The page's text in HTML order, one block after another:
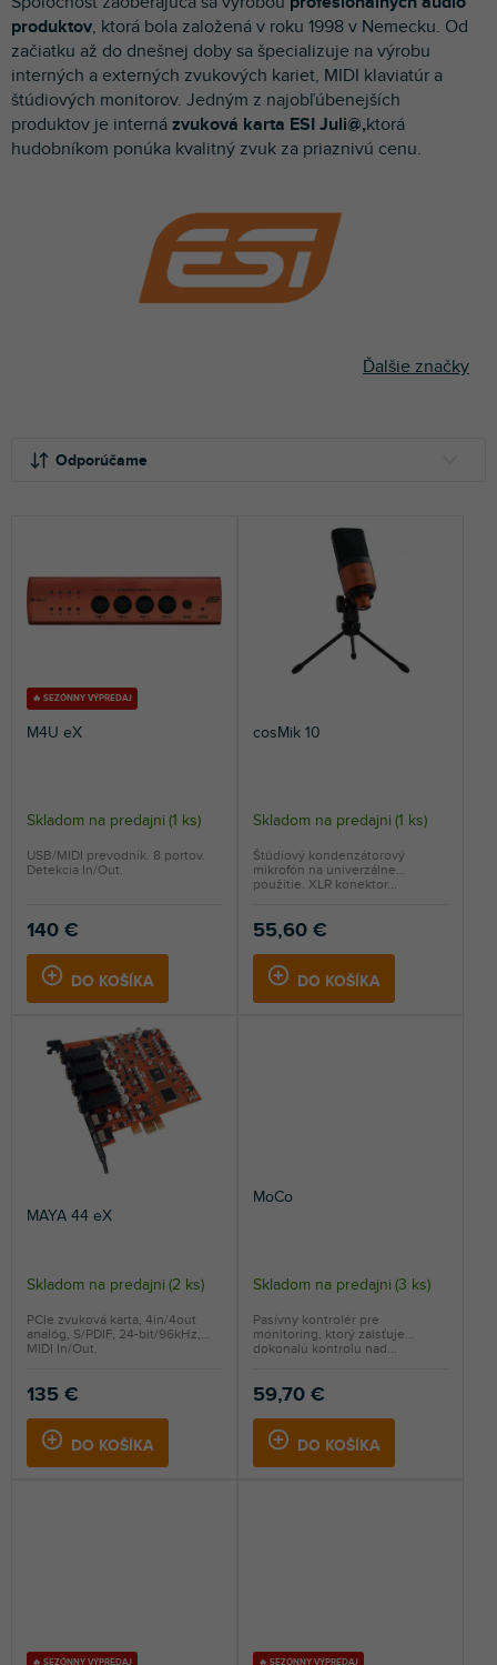
produktov, ktorá bola založená v roku 1998 v Nemecku. Od
začiatku až do dnešnej doby sa špecializuje na výrobu
interných a externých zvukových kariet, MIDI klaviatúr a
štúdiových monitorov. Jedným z najobľúbenejších
produktov je interná zvuková karta ESI Juli@,ktorá
hudobníkom ponúka kvalitný zvuk za priaznivú cenu.
Ďalšie značky
Odporúčame
ABECEDNE
p
r
o
d
u
k
t
🔥 SEZÓNNY VÝPREDAJ
M4U eX
Skladom na predajni (1 ks)
140 €
DO KOŠÍKA
USB/MIDI prevodník. 8 portov.
Detekcia In/Out.
cosMik 10
Skladom na predajni (1 ks)
55,60 €
DO KOŠÍKA
Štúdiový kondenzátorový
mikrofón na univerzálne
použitie. XLR konektor...
MAYA 44 eX
Priemerné
hodnotenie
produktu
5,0
hviezdičiek.
Skladom na predajni (2 ks)
135 €
DO KOŠÍKA
PCIe zvuková karta, 4in/4out
analóg, S/PDIF, 24-bit/96kHz,
MIDI In/Out.
MoCo
Skladom na predajni (3 ks)
59,70 €
DO KOŠÍKA
Pasívny kontrolér pre
monitoring, ktorý zaisťuje
dokonalú kontrolu nad...
🔥 SEZÓNNY VÝPREDAJ 🔥 SEZÓNNY VÝPREDAJ